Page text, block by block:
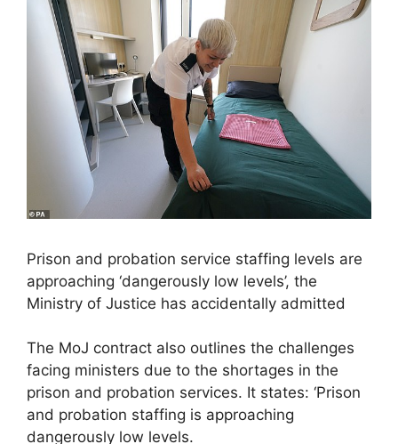
Prison and probation service staffing levels are
approaching ‘dangerously low levels’, the
Ministry of Justice has accidentally admitted
The MoJ contract also outlines the challenges
facing ministers due to the shortages in the
prison and probation services. It states: ‘Prison
and probation staffing is approaching
dangerously low levels.